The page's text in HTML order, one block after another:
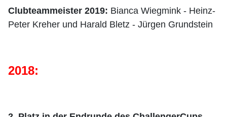
Clubteammeister 2019: Bianca Wiegmink - Heinz-
Peter Kreher und Harald Bletz - Jürgen Grundstein
2018: